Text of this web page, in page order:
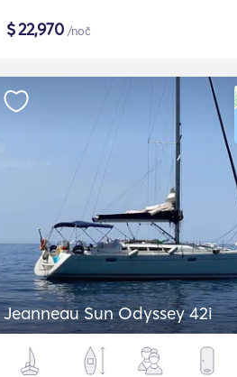
$22,970 /noč
Jeanneau Sun Odyssey 42i